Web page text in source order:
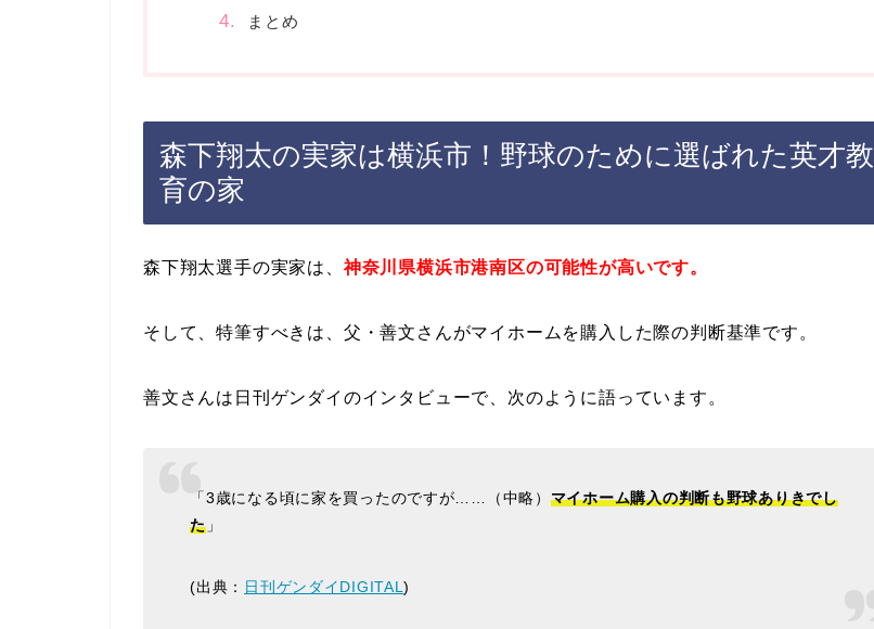
まとめ
森下翔太の実家は横浜市！野球のために選ばれた英才教
育の家
森下翔太選手の実家は、神奈川県横浜市港南区の可能性が高いです。
そして、特筆すべきは、父・善文さんがマイホームを購入した際の判断基準です。
善文さんは日刊ゲンダイのインタビューで、次のように語っています。
「3歳になる頃に家を買ったのですが……（中略） マイホーム購入の判断も野球ありきでし
た」
(出典： 日刊ゲンダイDIGITAL)